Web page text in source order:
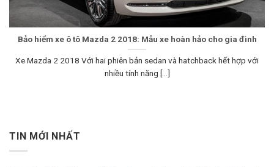
Bảo hiểm xe ô tô Mazda 2 2018: Mẫu xe hoàn hảo cho gia đình
Xe Mazda 2 2018 Với hai phiên bản sedan và hatchback hết hợp với
nhiều tính năng [...]
TIN MỚI NHẤT